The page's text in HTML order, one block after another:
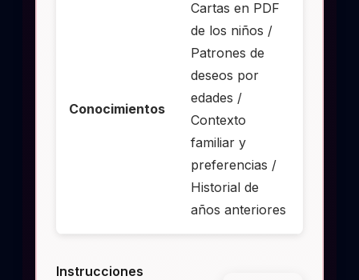
Conocimientos
Cartas en PDF
de los niños /
Patrones de
deseos por
edades /
Contexto
familiar y
preferencias /
Historial de
años anteriores
Instrucciones